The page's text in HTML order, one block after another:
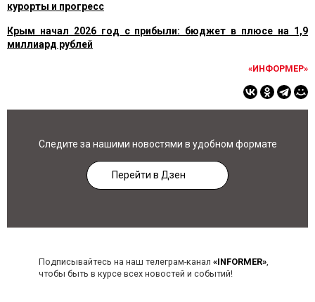
курорты и прогресс
Крым начал 2026 год с прибыли: бюджет в плюсе на 1,9
миллиард рублей
«ИНФОРМЕР»
Следите за нашими новостями в удобном формате
Перейти в Дзен
Подписывайтесь на наш телеграм-канал «INFORMER»,
чтобы быть в курсе всех новостей и событий!